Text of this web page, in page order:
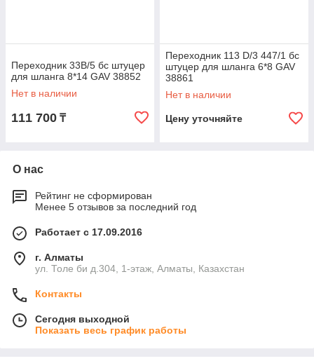
Переходник 33B/5 бс штуцер
для шланга 8*14 GAV 38852
Нет в наличии
111 700 ₸
Переходник 113 D/3 447/1 бс
штуцер для шланга 6*8 GAV
38861
Нет в наличии
Цену уточняйте
О нас
Рейтинг не сформирован
Менее 5 отзывов за последний год
Работает с 17.09.2016
г. Алматы
ул. Толе би д.304, 1-этаж, Алматы, Казахстан
Контакты
Сегодня выходной
Показать весь график работы